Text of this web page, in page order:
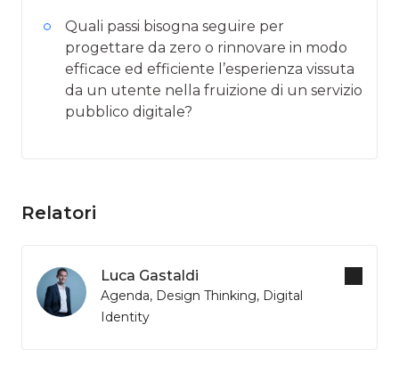
Quali passi bisogna seguire per
progettare da zero o rinnovare in modo
efficace ed efficiente l’esperienza vissuta
da un utente nella fruizione di un servizio
pubblico digitale?
Relatori
Luca Gastaldi
Agenda, Design Thinking, Digital
Identity